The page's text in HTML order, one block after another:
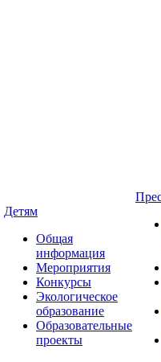
Детям
Общая
информация
Мероприятия
Конкурсы
Экологическое
образование
Образовательные
проекты